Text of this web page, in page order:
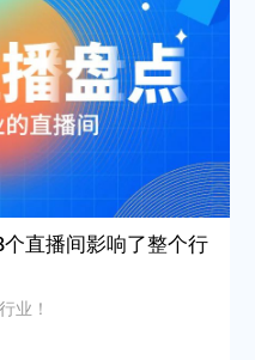
直播间影响了整个行
业！